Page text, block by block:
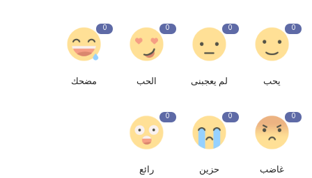
0
يحب
0
لم يعجبنى
0
الحب
0
مضحك
0
غاضب
0
حزين
0
رائع